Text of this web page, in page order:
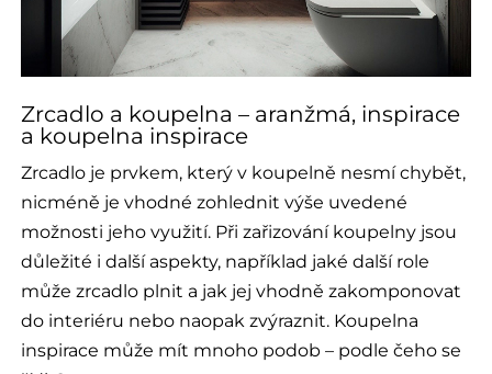
Zrcadlo a koupelna – aranžmá, inspirace
a koupelna inspirace
Zrcadlo je prvkem, který v koupelně nesmí chybět,
nicméně je vhodné zohlednit výše uvedené
možnosti jeho využití. Při zařizování koupelny jsou
důležité i další aspekty, například jaké další role
může zrcadlo plnit a jak jej vhodně zakomponovat
do interiéru nebo naopak zvýraznit. Koupelna
inspirace může mít mnoho podob – podle čeho se